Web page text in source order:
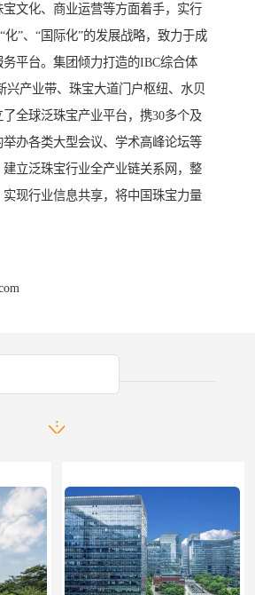
文化、商业运营等方面着手，实行
化”、“国际化”的发展战略，致力于成
平台。集团倾力打造的IBC综合体
兴产业带、珠宝大道门户枢纽、水贝
全球泛珠宝产业平台，携30多个及
办各类大型会议、学术高峰论坛等
建立泛珠宝行业全产业链关系网，整
现行业信息共享，将中国珠宝力量